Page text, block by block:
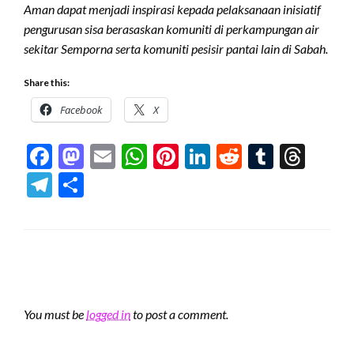
Aman dapat menjadi inspirasi kepada pelaksanaan inisiatif
pengurusan sisa berasaskan komuniti di perkampungan air
sekitar Semporna serta komuniti pesisir pantai lain di Sabah.
Share this:
Facebook X
Facebook
Mastodon
EmailWhatsApp
Pinterest
LinkedIn
RedditTumblr
Telegram
You must be logged into post a comment.